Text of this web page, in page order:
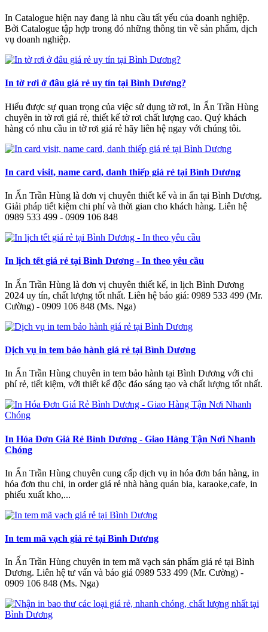
In Catalogue hiện nay đang là nhu cầu tất yếu của doanh nghiệp.
Bởi Catalogue tập hợp trong đó những thông tin về sản phẩm, dịch
vụ doanh nghiệp.
In tờ rơi ở đâu giá rẻ uy tín tại Bình Dương?
Hiểu được sự quan trọng của việc sử dụng tờ rơi, In Ấn Trần Hùng
chuyên in tờ rơi giá rẻ, thiết kế tờ rơi chất lượng cao. Quý khách
hàng có nhu cầu in tờ rơi giá rẻ hãy liên hệ ngay với chúng tôi.
In card visit, name card, danh thiếp giá rẻ tại Bình Dương
In Ấn Trần Hùng là đơn vị chuyên thiết kế và in ấn tại Bình Dương.
Giải pháp tiết kiệm chi phí và thời gian cho khách hàng. Liên hệ
0989 533 499 - 0909 106 848
In lịch tết giá rẻ tại Bình Dương - In theo yêu cầu
In Ấn Trần Hùng là đơn vị chuyên thiết kế, in lịch Bình Dương
2024 uy tín, chất lượng tốt nhất. Liên hệ báo giá: 0989 533 499 (Mr.
Cường) - 0909 106 848 (Ms. Nga)
Dịch vụ in tem bảo hành giá rẻ tại Bình Dương
In Ấn Trần Hùng chuyên in tem bảo hành tại Bình Dương với chi
phí rẻ, tiết kiệm, với thiết kế độc đáo sáng tạo và chất lượng tốt nhất.
In Hóa Đơn Giá Rẻ Bình Dương - Giao Hàng Tận Nơi Nhanh
Chóng
In Ấn Trần Hùng chuyên cung cấp dịch vụ in hóa đơn bán hàng, in
hóa đơn thu chi, in order giá rẻ nhà hàng quán bia, karaoke,cafe, in
phiếu xuất kho,...
In tem mã vạch giá rẻ tại Bình Dương
In Ấn Trần Hùng chuyên in tem mã vạch sản phẩm giá rẻ tại Bình
Dương. Liên hệ tư vấn và báo giá 0989 533 499 (Mr. Cường) -
0909 106 848 (Ms. Nga)